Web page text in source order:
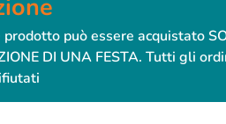
può essere acquistato
DI UNA FESTA. Tutti gli